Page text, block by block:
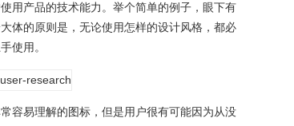
用产品的技术能力。举个简单的例子，眼下有
体的原则是，无论使用怎样的设计风格，都必
使用。
容易理解的图标，但是用户很有可能因为从没